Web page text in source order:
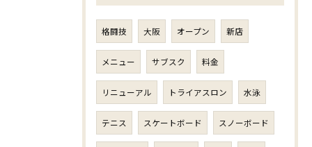
格闘技 大阪 オープン 新店
メニュー サブスク 料金
リニューアル トライアスロン 水泳
テニス スケートボード スノーボード